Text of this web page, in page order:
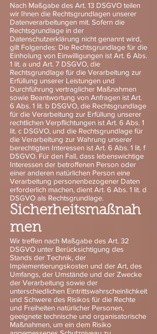
Nach Maßgabe des Art. 13 DSGVO teilen
wir Ihnen die Rechtsgrundlagen unserer
Datenverarbeitungen mit. Sofern die
Rechtsgrundlage in der
Datenschutzerklärung nicht genannt wird,
gilt Folgendes: Die Rechtsgrundlage für die
Einholung von Einwilligungen ist Art. 6 Abs.
1 lit. a und Art. 7 DSGVO, die
Rechtsgrundlage für die Verarbeitung zur
Erfüllung unserer Leistungen und
Durchführung vertraglicher Maßnahmen
sowie Beantwortung von Anfragen ist Art.
6 Abs. 1 lit. b DSGVO, die Rechtsgrundlage
für die Verarbeitung zur Erfüllung unserer
rechtlichen Verpflichtungen ist Art. 6 Abs. 1
lit. c DSGVO, und die Rechtsgrundlage für
die Verarbeitung zur Wahrung unserer
berechtigten Interessen ist Art. 6 Abs. 1 lit. f
DSGVO. Für den Fall, dass lebenswichtige
Interessen der betroffenen Person oder
einer anderen natürlichen Person eine
Verarbeitung personenbezogener Daten
erforderlich machen, dient Art. 6 Abs. 1 lit. d
DSGVO als Rechtsgrundlage.
Sicherheitsmaßnah
men
Wir treffen nach Maßgabe des Art. 32
DSGVO unter Berücksichtigung des
Stands der Technik, der
Implementierungskosten und der Art, des
Umfangs, der Umstände und der Zwecke
der Verarbeitung sowie der
unterschiedlichen Eintrittswahrscheinlichkeit
und Schwere des Risikos für die Rechte
und Freiheiten natürlicher Personen,
geeignete technische und organisatorische
Maßnahmen, um ein dem Risiko